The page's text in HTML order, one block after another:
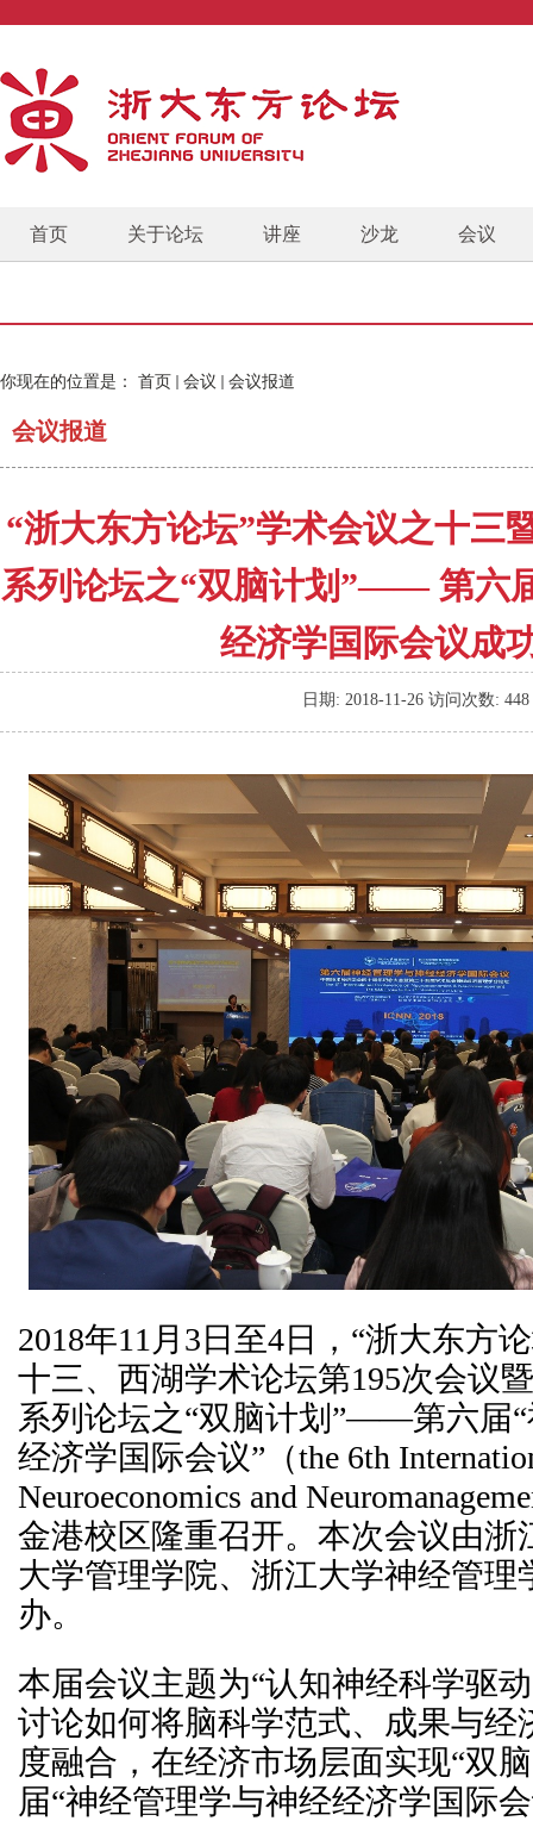
首页 关于论坛 讲座 沙龙 会议
你现在的位置是： 首页 会议 会议报道
会议报道
“浙大东方论坛”学术会议之十三
系列论坛之“双脑计划”—— 第六
经济学国际会议成
日期: 2018-11-26 访问次数: 448
2018年11月3日至4日，“浙大东方
十三、西湖学术论坛第195次会议
系列论坛之“双脑计划”——第六届
经济学国际会议”（the 6th
Neuroeconomics and
金港校区隆重召开。本次会议由浙
大学管理学院、浙江大学神经管理
办。
本届会议主题为“认知神经科学驱
讨论如何将脑科学范式、成果与经
度融合，在经济市场层面实现“双
届“神经管理学与神经经济学国际